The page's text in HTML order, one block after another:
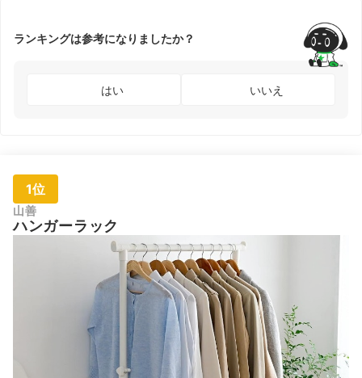
ランキングは参考になりましたか？
はい いいえ
1位
山善
ハンガーラック